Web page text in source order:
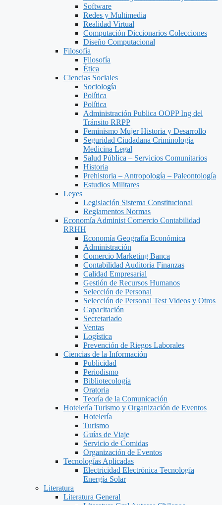
Software
Redes y Multimedia
Realidad Virtual
Computación Diccionarios Colecciones
Diseño Computacional
Filosofía
Filosofía
Ética
Ciencias Sociales
Sociología
Política
Política
Administración Publica OOPP Ing del
Tránsito RRPP
Feminismo Mujer Historia y Desarrollo
Seguridad Ciudadana Criminología
Medicina Legal
Salud Pública – Servicios Comunitarios
Historia
Prehistoria – Antropología – Paleontología
Estudios Militares
Leyes
Legislación Sistema Constitucional
Reglamentos Normas
Economía Administ Comercio Contabilidad
RRHH
Economía Geografía Económica
Administración
Comercio Marketing Banca
Contabilidad Auditoria Finanzas
Calidad Empresarial
Gestión de Recursos Humanos
Selección de Personal
Selección de Personal Test Videos y Otros
Capacitación
Secretariado
Ventas
Logística
Prevención de Riegos Laborales
Ciencias de la Información
Publicidad
Periodismo
Bibliotecología
Oratoria
Teoría de la Comunicación
Hotelería Turismo y Organización de Eventos
Hotelería
Turismo
Guías de Viaje
Servicio de Comidas
Organización de Eventos
Tecnologías Aplicadas
Electricidad Electrónica Tecnología
Energía Solar
Literatura
Literatura General